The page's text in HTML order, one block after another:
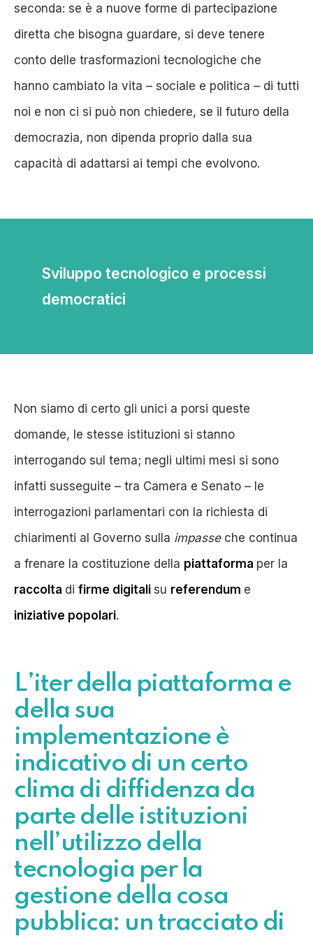
seconda: se è a nuove forme di partecipazione
diretta che bisogna guardare, si deve tenere
conto delle trasformazioni tecnologiche che
hanno cambiato la vita – sociale e politica – di tutti
noi e non ci si può non chiedere, se il futuro della
democrazia, non dipenda proprio dalla sua
capacità di adattarsi ai tempi che evolvono.
Sviluppo tecnologico e processi
democratici
Non siamo di certo gli unici a porsi queste
domande, le stesse istituzioni si stanno
interrogando sul tema; negli ultimi mesi si sono
infatti susseguite – tra Camera e Senato – le
interrogazioni parlamentari con la richiesta di
chiarimenti al Governo sulla impasseche continua
a frenare la costituzione della piattaforma per la
raccolta di firme digitali su referendum e
iniziative popolari.
L’iter della piattaforma e
della sua
implementazione è
indicativo di un certo
clima di diffidenza da
parte delle istituzioni
nell’utilizzo della
tecnologia per la
gestione della cosa
pubblica: un tracciato di